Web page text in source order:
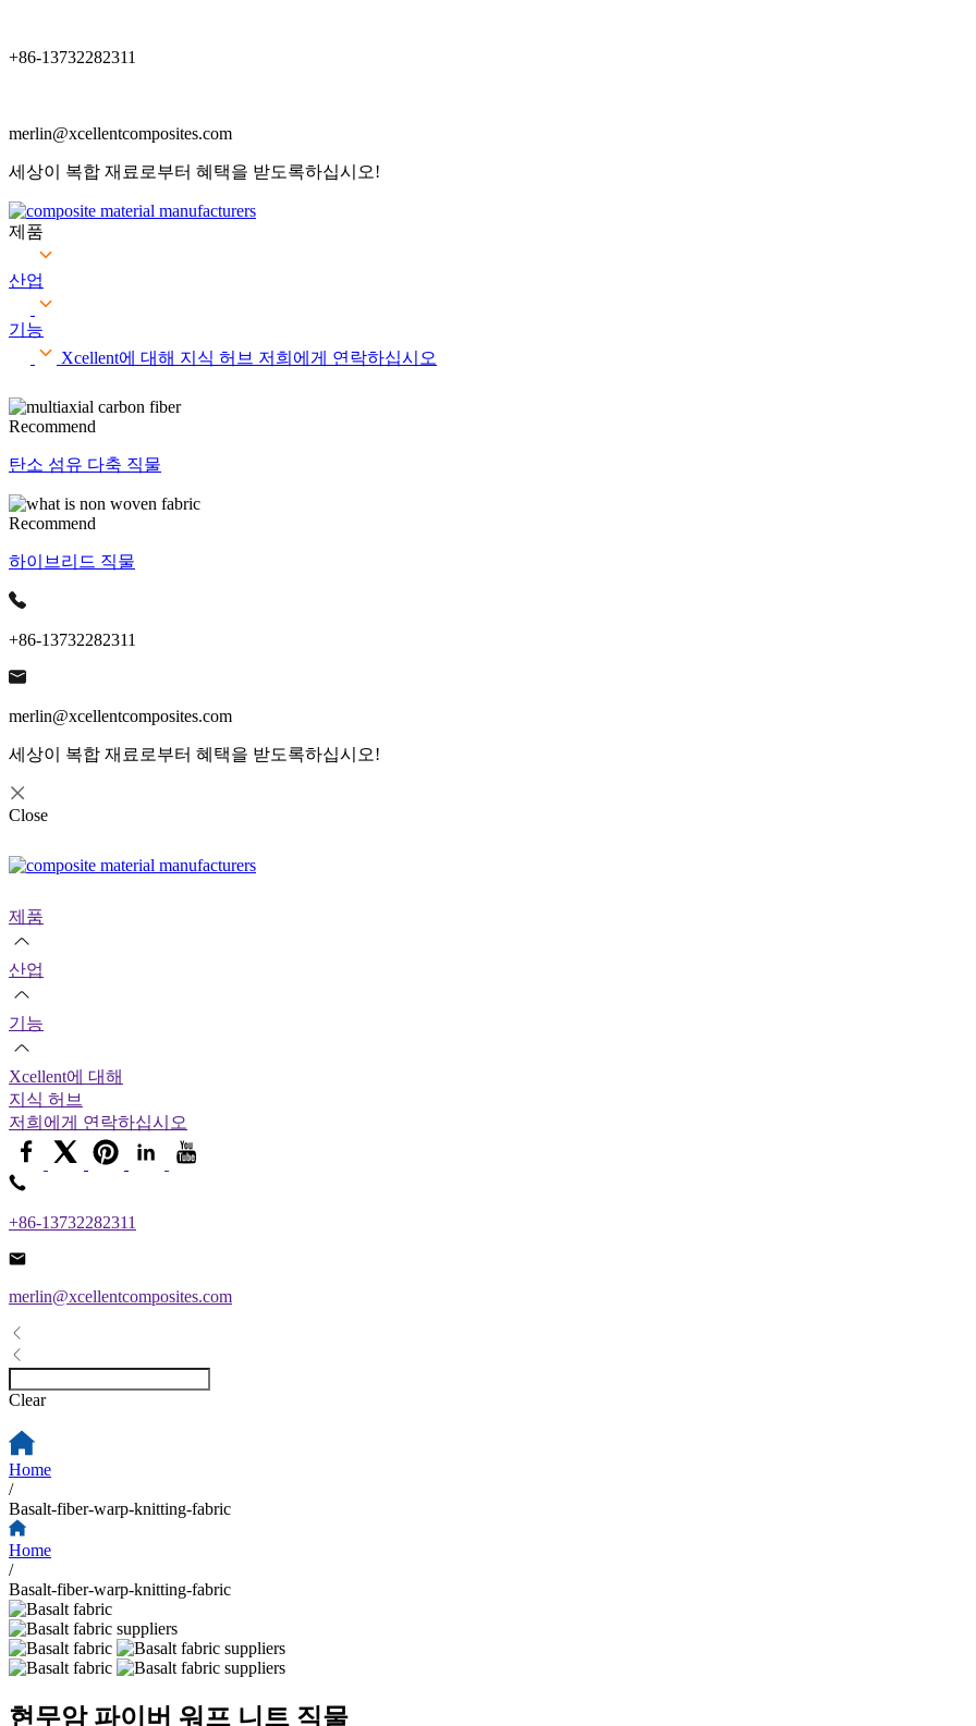
+86-13732282311
merlin@xcellentcomposites.com
세상이 복합 재료로부터 혜택을 받도록하십시오!
제품
산업
기능
Xcellent에 대해 지식 허브 저희에게 연락하십시오
Recommend
탄소 섬유 다축 직물
Recommend
하이브리드 직물
+86-13732282311
merlin@xcellentcomposites.com
세상이 복합 재료로부터 혜택을 받도록하십시오!
Close
제품
산업
기능
Xcellent에 대해
지식 허브
저희에게 연락하십시오
+86-13732282311
merlin@xcellentcomposites.com
Clear
Home
/
Basalt-fiber-warp-knitting-fabric
Home
/
Basalt-fiber-warp-knitting-fabric
현무암 파이버 워프 니트 직물